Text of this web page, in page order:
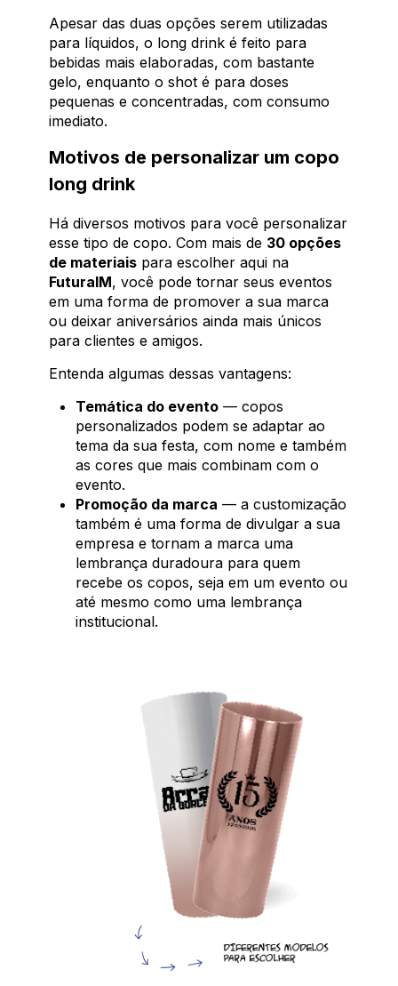
Apesar das duas opções serem utilizadas
para líquidos, o long drink é feito para
bebidas mais elaboradas, com bastante
gelo, enquanto o shot é para doses
pequenas e concentradas, com consumo
imediato.
Motivos de personalizar um copo
long drink
Há diversos motivos para você personalizar
esse tipo de copo. Com mais de 30 opções
de materiais para escolher aqui na
FuturaIM, você pode tornar seus eventos
em uma forma de promover a sua marca
ou deixar aniversários ainda mais únicos
para clientes e amigos.
Entenda algumas dessas vantagens:
Temática do evento — copos
personalizados podem se adaptar ao
tema da sua festa, com nome e também
as cores que mais combinam com o
evento.
Promoção da marca — a customização
também é uma forma de divulgar a sua
empresa e tornam a marca uma
lembrança duradoura para quem
recebe os copos, seja em um evento ou
até mesmo como uma lembrança
institucional.